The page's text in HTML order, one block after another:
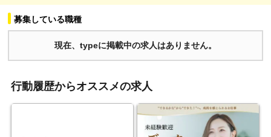
募集している職種
現在、typeに掲載中の求人はありません。
行動履歴からオススメの求人